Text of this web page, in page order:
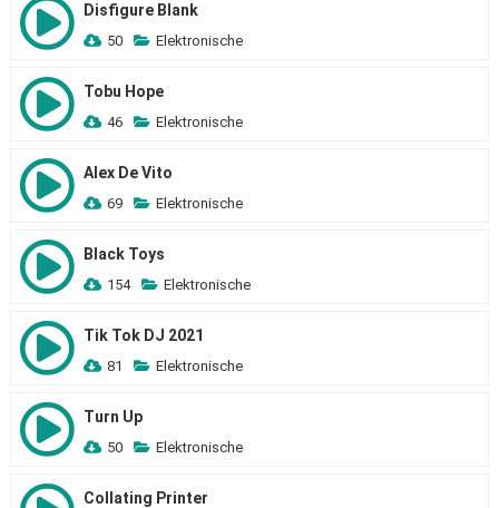
Disfigure Blank
50 Elektronische
Tobu Hope
46 Elektronische
Alex De Vito
69 Elektronische
Black Toys
154 Elektronische
Tik Tok DJ 2021
81 Elektronische
Turn Up
50 Elektronische
Collating Printer